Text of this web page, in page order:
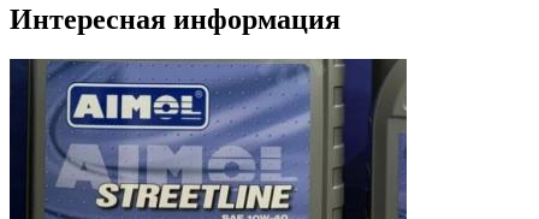
Интересная информация